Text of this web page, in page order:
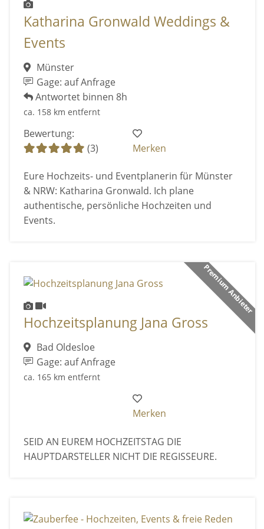
Katharina Gronwald Weddings &
Events
Münster
Gage: auf Anfrage
Antwortet binnen 8h
ca. 158 km entfernt
Bewertung:
(3)
Merken
Eure Hochzeits- und Eventplanerin für Münster
& NRW: Katharina Gronwald. Ich plane
authentische, persönliche Hochzeiten und
Events.
Premium Anbieter
Hochzeitsplanung Jana Gross
Bad Oldesloe
Gage: auf Anfrage
ca. 165 km entfernt
Merken
SEID AN EUREM HOCHZEITSTAG DIE
HAUPTDARSTELLER NICHT DIE REGISSEURE.